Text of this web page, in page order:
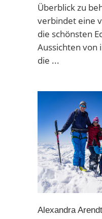
Überblick zu
verbindet eine
die schönsten
Aussichten von
die
Alexandra